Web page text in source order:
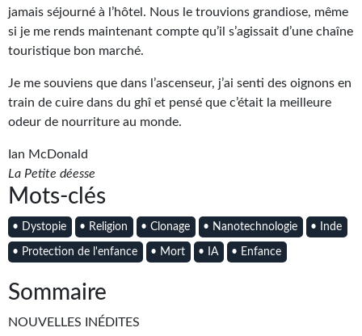
Tirages d’art Une Heure-Lumière
PLUS
À paraître
Revue de presse
Récompenses
Newsletter
Le Bélial' sur Youtube
LE BLOG BIFROST
Tous les articles
La Bibliothèque orbitale
jamais séjourné à l’hôtel. Nous le trouvions grandiose, même
si je me rends maintenant compte qu’il s’agissait d’une chaîne
touristique bon marché.
Je me souviens que dans l’ascenseur, j’ai senti des oignons en
train de cuire dans du ghî et pensé que c’était la meilleure
odeur de nourriture au monde.
Ian McDonald
La Petite déesse
Mots-clés
• Dystopie • Religion • Clonage • Nanotechnologie • Inde
• Protection de l'enfance • Mort • IA • Enfance
Sommaire
NOUVELLES INÉDITES